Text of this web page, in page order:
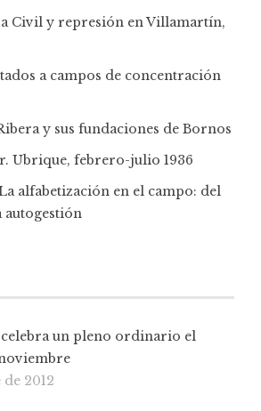
Civil y represión en Villamartín,
a campos de concentración
y sus fundaciones de Bornos
Ubrique, febrero-julio 1936
alfabetización en el campo: del
autogestión
un pleno ordinario el
2012